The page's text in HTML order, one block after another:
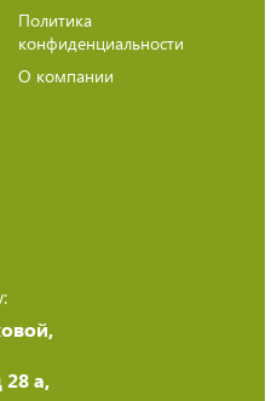
Политика
конфиденциальности
О компании
28 а,